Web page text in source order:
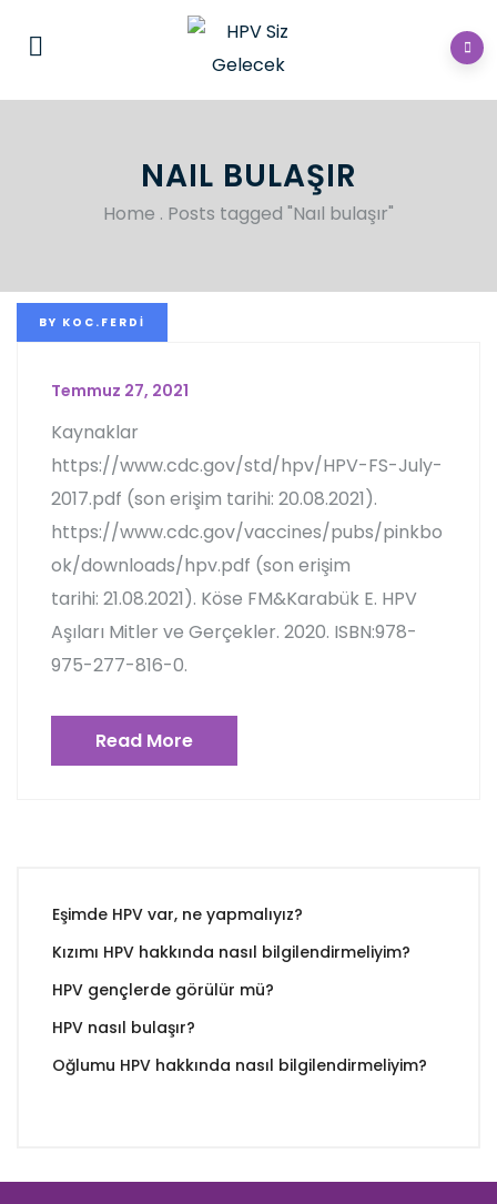
NAIL BULAŞIR
Home . Posts tagged "Naıl bulaşır"
BY KOC.FERDI
Temmuz 27, 2021
Kaynaklar
https://www.cdc.gov/std/hpv/HPV-FS-July-
2017.pdf (son erişim tarihi: 20.08.2021).
https://www.cdc.gov/vaccines/pubs/pinkbo
ok/downloads/hpv.pdf (son erişim
tarihi: 21.08.2021). Köse FM&Karabük E. HPV
Aşıları Mitler ve Gerçekler. 2020. ISBN:978-
975-277-816-0.
Read More
Eşimde HPV var, ne yapmalıyız?
Kızımı HPV hakkında nasıl bilgilendirmeliyim?
HPV gençlerde görülür mü?
HPV nasıl bulaşır?
Oğlumu HPV hakkında nasıl bilgilendirmeliyim?